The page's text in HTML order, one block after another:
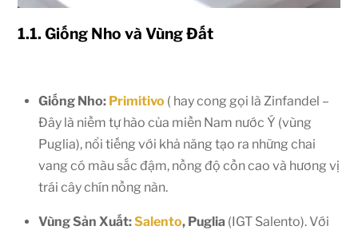
1.1. Giống Nho và Vùng Đất
Giống Nho: Primitivo ( hay cong gọi là Zinfandel –
Đây là niềm tự hào của miền Nam nước Ý (vùng
Puglia), nổi tiếng với khả năng tạo ra những chai
vang có màu sắc đậm, nồng độ cồn cao và hương vị
trái cây chín nồng nàn.
Vùng Sản Xuất:Salento, Puglia (IGT Salento). Với